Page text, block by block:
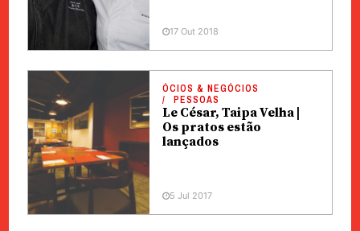
17 Out 2018
ÓCIOS & NEGÓCIOS
PESSOAS
Le César, Taipa Velha |
Os pratos estão
lançados
5 Jul 2017